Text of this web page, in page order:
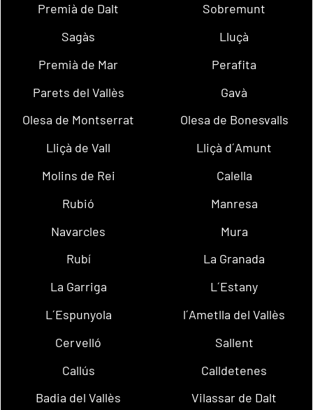
Premià de Dalt
Sobremunt
Sagàs
Lluçà
Premià de Mar
Perafita
Parets del Vallès
Gavà
Olesa de Montserrat
Olesa de Bonesvalls
Lliçà de Vall
Lliçà d´Amunt
Molins de Rei
Calella
Rubió
Manresa
Navarcles
Mura
Rubí
La Granada
La Garriga
L´Estany
L´Espunyola
l´Ametlla del Vallès
Cervelló
Sallent
Callús
Calldetenes
Badia del Vallès
Vilassar de Dalt